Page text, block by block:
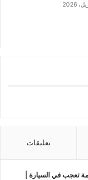
تعليقات
تعجب في السيارة |